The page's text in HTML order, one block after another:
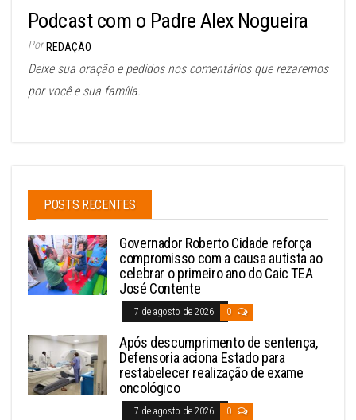
Podcast com o Padre Alex Nogueira
Por REDAÇÃO
Deixe sua oração e pedidos nos comentários que rezaremos
por você e sua família.
POSTS RECENTES
Governador Roberto Cidade reforça
compromisso com a causa autista ao
celebrar o primeiro ano do Caic TEA
José Contente
7 de agosto de 2026 0
Após descumprimento de sentença,
Defensoria aciona Estado para
restabelecer realização de exame
oncológico
7 de agosto de 2026 0